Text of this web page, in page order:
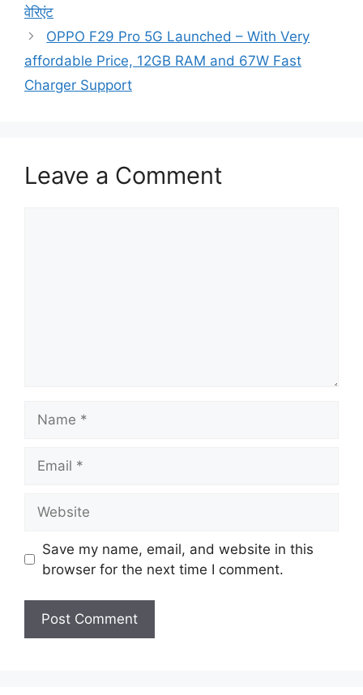
वेरिएंट
OPPO F29 Pro 5G Launched – With Very
affordable Price, 12GB RAM and 67W Fast
Charger Support
Leave a Comment
Save my name, email, and website in this
browser for the next time I comment.